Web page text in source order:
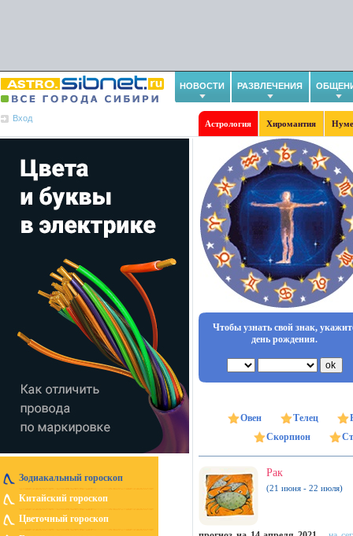
НОВОСТИ РАЗВЛЕЧЕНИЯ
Вход
Астрология Хиромантия
Зодиакальный гороскоп
Китайский гороскоп
Цветочный гороскоп
Чтобы узнать свой знак,
день рождения.
Овен Телец
Скорпион
Рак
(21 июня - 22 июля)